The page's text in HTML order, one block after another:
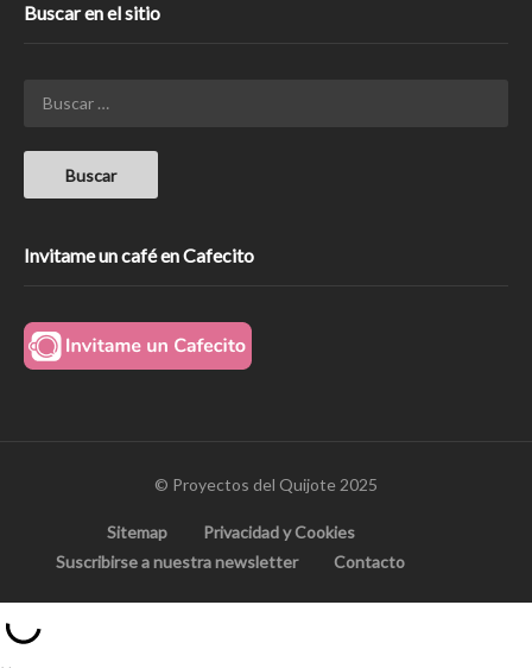
Buscar en el sitio
Invitame un café en Cafecito
© Proyectos del Quijote 2025
Sitemap
Privacidad y Cookies
Suscribirse a nuestra newsletter
Contacto